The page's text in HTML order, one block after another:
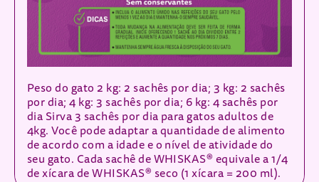
Peso do gato 2 kg: 2 sachês por dia; 3 kg: 2 sachês
por dia; 4 kg: 3 sachês por dia; 6 kg: 4 sachês por
dia Sirva 3 sachês por dia para gatos adultos de
4kg. Você pode adaptar a quantidade de alimento
de acordo com a idade e o nível de atividade do
seu gato. Cada sachê de WHISKAS® equivale a 1/4
de xícara de WHISKAS® seco (1 xícara = 200 ml).